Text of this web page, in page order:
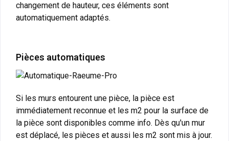
changement de hauteur, ces éléments sont
automatiquement adaptés.
Pièces automatiques
Si les murs entourent une pièce, la pièce est
immédiatement reconnue et les m2 pour la surface de
la pièce sont disponibles comme info. Dès qu'un mur
est déplacé, les pièces et aussi les m2 sont mis à jour.